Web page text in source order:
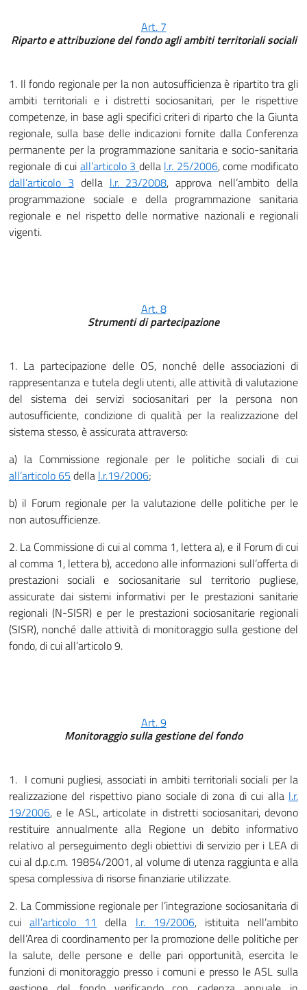
Art. 7
Riparto e attribuzione del fondo agli ambiti territoriali sociali
1. Il fondo regionale per la non autosufficienza è ripartito tra gli
ambiti territoriali e i distretti sociosanitari, per le rispettive
competenze, in base agli specifici criteri di riparto che la Giunta
regionale, sulla base delle indicazioni fornite dalla Conferenza
permanente per la programmazione sanitaria e socio-sanitaria
regionale di cui all’articolo 3 della l.r. 25/2006, come modificato
dall’articolo 3 della l.r. 23/2008, approva nell’ambito della
programmazione sociale e della programmazione sanitaria
regionale e nel rispetto delle normative nazionali e regionali
vigenti.
Art. 8
Strumenti di partecipazione
1. La partecipazione delle OS, nonché delle associazioni di
rappresentanza e tutela degli utenti, alle attività di valutazione
del sistema dei servizi sociosanitari per la persona non
autosufficiente, condizione di qualità per la realizzazione del
sistema stesso, è assicurata attraverso:
a) la Commissione regionale per le politiche sociali di cui
all’articolo65 della l.r.19/2006;
b) il Forum regionale per la valutazione delle politiche per le
non autosufficienze.
2. La Commissione di cui al comma 1, lettera a), e il Forum di cui
al comma 1, lettera b), accedono alle informazioni sull’offerta di
prestazioni sociali e sociosanitarie sul territorio pugliese,
assicurate dai sistemi informativi per le prestazioni sanitarie
regionali (N-SISR) e per le prestazioni sociosanitarie regionali
(SISR), nonché dalle attività di monitoraggio sulla gestione del
fondo, di cui all’articolo 9.
Art. 9
Monitoraggio sulla gestione del fondo
1. I comuni pugliesi, associati in ambiti territoriali sociali per la
realizzazione del rispettivo piano sociale di zona di cui alla l.r.
19/2006, e le ASL, articolate in distretti sociosanitari, devono
restituire annualmente alla Regione un debito informativo
relativo al perseguimento degli obiettivi di servizio per i LEA di
cui al d.p.c.m. 19854/2001, al volume di utenza raggiunta e alla
spesa complessiva di risorse finanziarie utilizzate.
2. La Commissione regionale per l’integrazione sociosanitaria di
cuiall’articolo 11 della l.r. 19/2006, istituita nell’ambito
dell’Area di coordinamento per la promozione delle politiche per
la salute, delle persone e delle pari opportunità, esercita le
funzioni di monitoraggio presso i comuni e presso le ASL sulla